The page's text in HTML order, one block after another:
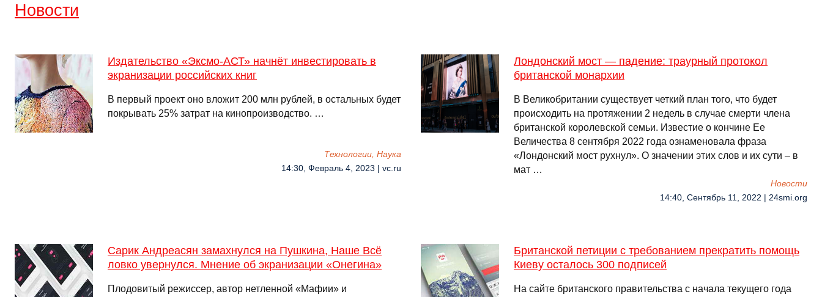
Новости
Издательство «Эксмо-АСТ» начнёт инвестировать в
экранизации российских книг
В первый проект оно вложит 200 млн рублей, в остальных будет
покрывать 25% затрат на кинопроизводство. …
Технологии, Наука
14:30, Февраль 4, 2023 | vc.ru
Лондонский мост — падение: траурный протокол
британской монархии
В Великобритании существует четкий план того, что будет
происходить на протяжении 2 недель в случае смерти члена
британской королевской семьи. Известие о кончине Ее
Величества 8 сентября 2022 года ознаменовала фраза
«Лондонский мост рухнул». О значении этих слов и их сути – в
мат …
Новости
14:40, Сентябрь 11, 2022 | 24smi.org
Сарик Андреасян замахнулся на Пушкина, Наше Всё
ловко увернулся. Мнение об экранизации «Онегина»
Плодовитый режиссер, автор нетленной «Мафии» и
Британской петиции с требованием прекратить помощь
Киеву осталось 300 подписей
На сайте британского правительства с начала текущего года